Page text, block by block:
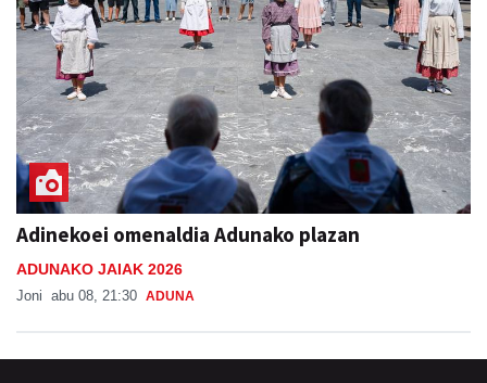
Adinekoei omenaldia Adunako plazan
ADUNAKO JAIAK 2026
Joni abu 08, 21:30 ADUNA